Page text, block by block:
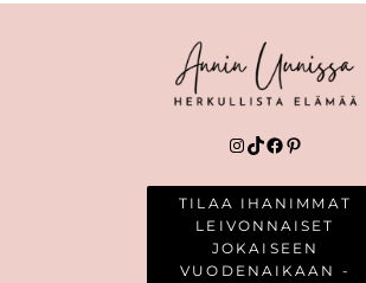
Instagram
TikTok
Facebook
Pinterest
TILAA IHANIMMAT
LEIVONNAISET
JOKAISEEN
VUODENAIKAAN -